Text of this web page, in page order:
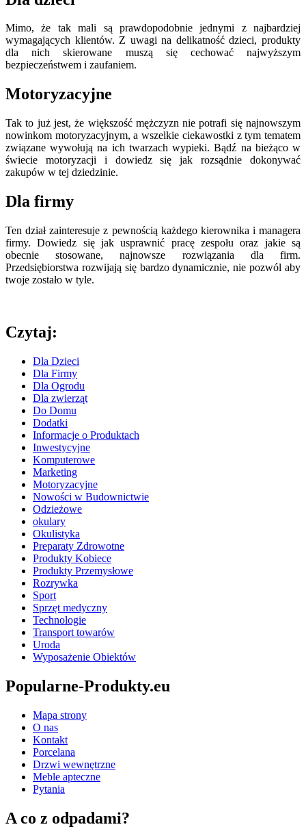
Mimo, że tak mali są prawdopodobnie jednymi z najbardziej
wymagających klientów. Z uwagi na delikatność dzieci, produkty
dla nich skierowane muszą się cechować najwyższym
bezpieczeństwem i zaufaniem.
Motoryzacyjne
Tak to już jest, że większość mężczyzn nie potrafi się najnowszym
nowinkom motoryzacyjnym, a wszelkie ciekawostki z tym tematem
związane wywołują na ich twarzach wypieki. Bądź na bieżąco w
świecie motoryzacji i dowiedz się jak rozsądnie dokonywać
zakupów w tej dziedzinie.
Dla firmy
Ten dział zainteresuje z pewnością każdego kierownika i managera
firmy. Dowiedz się jak usprawnić pracę zespołu oraz jakie są
obecnie stosowane, najnowsze rozwiązania dla firm.
Przedsiębiorstwa rozwijają się bardzo dynamicznie, nie pozwól aby
twoje zostało w tyle.
Czytaj:
Dla Dzieci
Dla Firmy
Dla Ogrodu
Dla zwierząt
Do Domu
Dodatki
Informacje o Produktach
Inwestycyjne
Komputerowe
Marketing
Motoryzacyjne
Nowości w Budownictwie
Odzieżowe
okulary
Okulistyka
Preparaty Zdrowotne
Produkty Kobiece
Produkty Przemysłowe
Rozrywka
Sport
Sprzęt medyczny
Technologie
Transport towarów
Uroda
Wyposażenie Obiektów
Popularne-Produkty.eu
Mapa strony
O nas
Kontakt
Porcelana
Drzwi wewnętrzne
Meble apteczne
Pytania
A co z odpadami?